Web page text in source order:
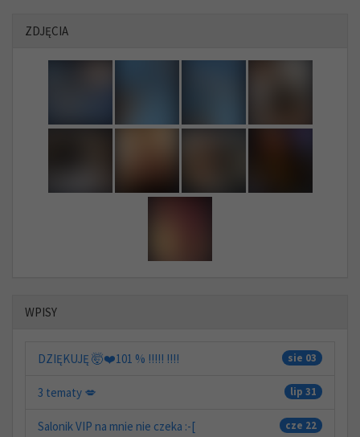
ZDJĘCIA
WPISY
sie 03
DZIĘKUJĘ 🤯❤️101 % !!!!! !!!!
lip 31
3 tematy 💋
cze 22
Salonik VIP na mnie nie czeka :-[